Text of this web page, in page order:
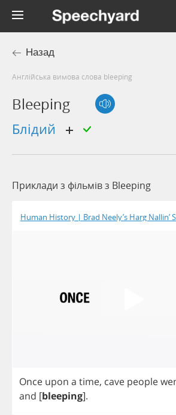
Назад
Англійська вимова слова bleeping
Bleeping
блідий
Приклади з фільмів з Bleeping
Human History | Brad Neely’s Harg Nallin’
Once upon a time, cave people
and [bleeping].